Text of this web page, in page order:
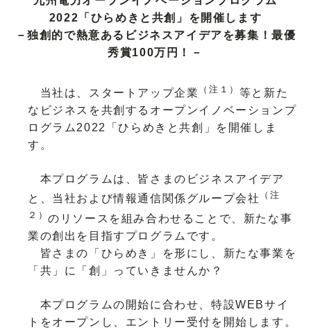
2022「ひらめきと共創」を開催します
－独創的で熱意あるビジネスアイデアを募集！最優
秀賞100万円！－
当社は、スタートアップ企業 （注１） 等と新た
なビジネスを共創するオープンイノベーションプ
ログラム2022「ひらめきと共創」を開催しま
す。
本プログラムは、皆さまのビジネスアイデア
と、当社および情報通信関係グループ会社
（注
２） のリソースを組み合わせることで、新たな事
業の創出を目指すプログラムです。
皆さまの「ひらめき」を形にし、新たな事業を
「共」に「創」っていきませんか？
本プログラムの開始に合わせ、特設WEBサイ
トをオープンし、エントリー受付を開始します。